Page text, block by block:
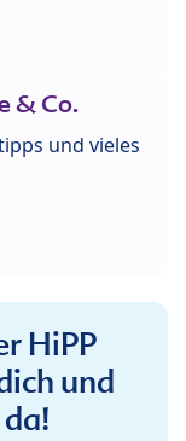
& Co.
und vieles
HiPP
und